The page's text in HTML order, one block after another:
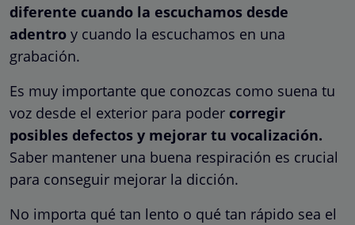
diferente cuando la escuchamos desde
adentro y cuando la escuchamos en una
grabación.
Es muy importante que conozcas como suena tu
voz desde el exterior para poder corregir
posibles defectos y mejorar tu vocalización.
Saber mantener una buena respiración es crucial
para conseguir mejorar la dicción.
No importa qué tan lento o qué tan rápido sea el